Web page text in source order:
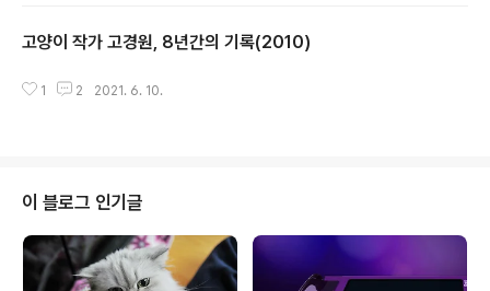
한 안정감을 상징하기도 합니다. 특히 올해 전시는 상상 속
를 전하려 합니다. 코로나 시국에 지친 마음을, 거대고양이
고양이 작가 고경원, 8년간의 기록(2010)
1 2 2021. 6. 10.
이 블로그 인기글